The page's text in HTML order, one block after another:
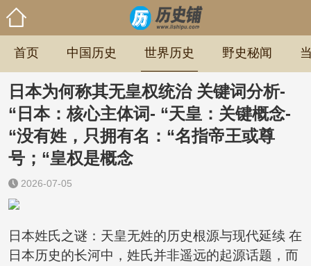
首页 中国历史 世界历史 野史秘闻
日本为何称其无皇权统治 关键词分析-
“日本：核心主体词- “天皇：关键概念-
“没有姓，只拥有名：“名指帝王或尊
号；“皇权是概念
2026-07-05
日本姓氏之谜：天皇无姓的历史根源与现代延续 在
日本历史的长河中，姓氏并非遥远的起源话题，而